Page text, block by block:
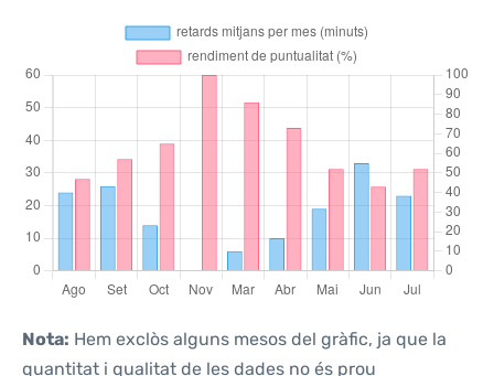
Nota: Hem exclòs alguns mesos del gràfic, ja que la
quantitat i qualitat de les dades no és prou